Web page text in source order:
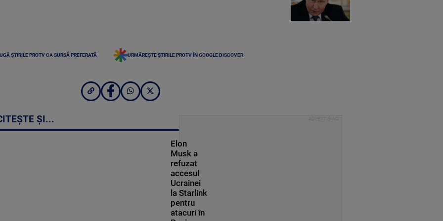
ȘTIRILE PROTV CA SURSĂ PREFERATĂ URMĂREȘTE ȘTIRILE PROTV ÎN GOOGLE DISCOVER
ȘI...
Elon
Musk a
refuzat
accesul
Ucrainei
la Starlink
pentru
atacuri în